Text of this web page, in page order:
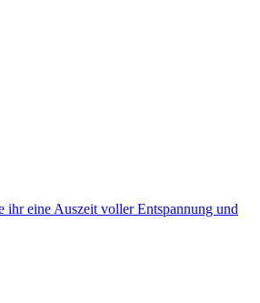
ihr eine Auszeit voller Entspannung und